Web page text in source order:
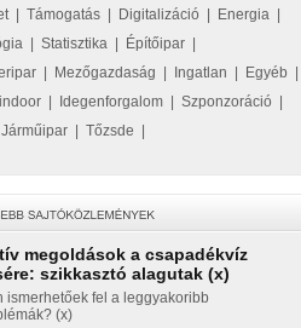
| Támogatás Digitalizáció Energia
Statisztika Építőipar
Mezőgazdaság Ingatlan Egyéb
Idegenforgalom Szponzoráció
Járműipar Tőzsde
megoldások a csapadékvíz
szikkasztó alagutak (x)
ismerhetőek fel a leggyakoribb
(x)